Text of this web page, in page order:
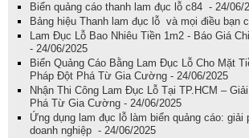
Biển quảng cáo thanh lam đục lỗ c84 - 24/06/
Bảng hiệu Thanh lam đục lỗ và mọi điều bạn
Lam Đục Lỗ Bao Nhiêu Tiền 1m2 - Báo Giá
- 24/06/2025
Biển Quảng Cáo Bằng Lam Đục Lỗ Cho Mặt
Pháp Đột Phá Từ Gia Cường - 24/06/2025
Nhận Thi Công Lam Đục Lỗ Tại TP.HCM –
Phá Từ Gia Cường - 24/06/2025
Ứng dụng lam đục lỗ làm biển quảng cáo: giải
doanh nghiệp - 24/06/2025